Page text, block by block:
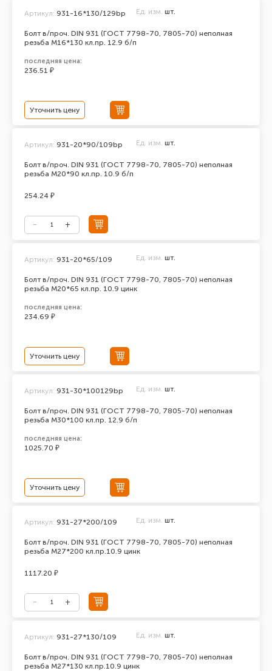
Болт в/проч. DIN 931 (ГОСТ 7798-70, 7805-70) неполная
резьба М16*130 кл.пр. 12.9 б/п
Артикул: 931-16*130/129bp Ед. изм. шт.
последняя цена:
236.51 ₽
Уточнить цену
Болт в/проч. DIN 931 (ГОСТ 7798-70, 7805-70) неполная
резьба М20*90 кл.пр. 10.9 б/п
Артикул: 931-20*90/109bp Ед. изм. шт.
254.24 ₽
Болт в/проч. DIN 931 (ГОСТ 7798-70, 7805-70) неполная
резьба М20*65 кл.пр. 10.9 цинк
Артикул: 931-20*65/109 Ед. изм. шт.
последняя цена:
234.69 ₽
Уточнить цену
Болт в/проч. DIN 931 (ГОСТ 7798-70, 7805-70) неполная
резьба М30*100 кл.пр. 12.9 б/п
Артикул: 931-30*100129bp Ед. изм. шт.
последняя цена:
1025.70 ₽
Уточнить цену
Болт в/проч. DIN 931 (ГОСТ 7798-70, 7805-70) неполная
резьба М27*200 кл.пр.10.9 цинк
Артикул: 931-27*200/109 Ед. изм. шт.
1117.20 ₽
Болт в/проч. DIN 931 (ГОСТ 7798-70, 7805-70) неполная
резьба М27*130 кл.пр.10.9 цинк
Артикул: 931-27*130/109 Ед. изм. шт.